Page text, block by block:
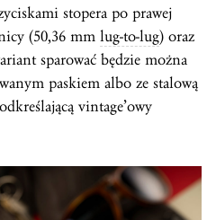
stopera po prawej
(50,36 mm lug-to-lug) oraz
sparować będzie można
paskiem albo ze stalową
vintage’owy